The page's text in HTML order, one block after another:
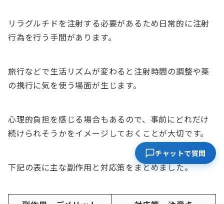
リラグルチドを注射する必要があるため日常的に注射
行為を行う手間があります。
旅行などで生活リズムが変わると注射時間の調整や薬
の携行に気を使う場面が生じます。
心理的負担を感じる場合もあるので、事前にどれだけ
続けられそうかをイメージしておくことが大切です。
下記の表に主な副作用と対応策をまとめました。
チャットで質問